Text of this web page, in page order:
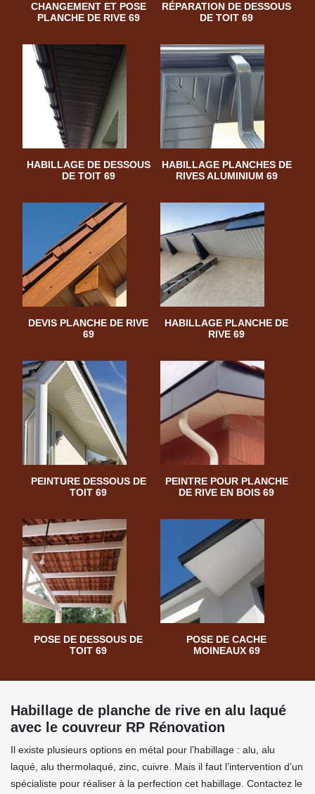
CHANGEMENT ET POSE
PLANCHE DE RIVE 69
RÉPARATION DE DESSOUS
DE TOIT 69
HABILLAGE DE DESSOUS
DE TOIT 69
HABILLAGE PLANCHES DE
RIVES ALUMINIUM 69
DEVIS PLANCHE DE RIVE
69
HABILLAGE PLANCHE DE
RIVE 69
PEINTURE DESSOUS DE
TOIT 69
PEINTRE POUR PLANCHE
DE RIVE EN BOIS 69
POSE DE DESSOUS DE
TOIT 69
POSE DE CACHE
MOINEAUX 69
Habillage de planche de rive en alu laqué
avec le couvreur RP Rénovation
Il existe plusieurs options en métal pour l’habillage : alu, alu
laqué, alu thermolaqué, zinc, cuivre. Mais il faut l’intervention d’un
spécialiste pour réaliser à la perfection cet habillage. Contactez le